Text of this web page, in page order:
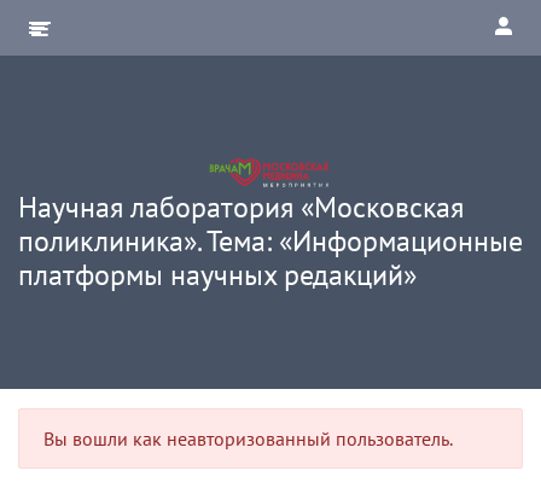
Научная лаборатория «Московская
поликлиника». Тема: «Информационные
платформы научных редакций»
Вы вошли как неавторизованный пользователь.